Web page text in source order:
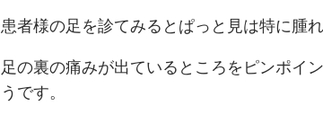
患者様の足を診てみるとぱっと見は特に腫
足の裏の痛みが出ているところをピンポイ
うです。